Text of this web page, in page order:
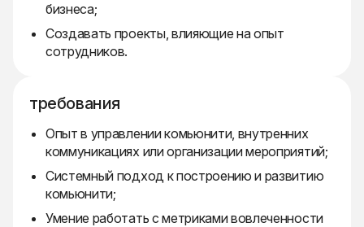
бизнеса;
Создавать проекты, влияющие на опыт
сотрудников.
требования
Опыт в управлении комьюнити, внутренних
коммуникациях или организации мероприятий;
Системный подход к построению и развитию
комьюнити;
Умение работать с метриками вовлеченности